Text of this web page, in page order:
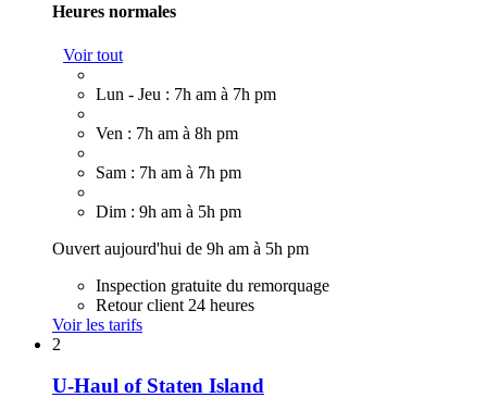
Heures normales
Voir tout
Lun - Jeu : 7h am à 7h pm
Ven : 7h am à 8h pm
Sam : 7h am à 7h pm
Dim : 9h am à 5h pm
Ouvert aujourd'hui de 9h am à 5h pm
Inspection gratuite du remorquage
Retour client 24 heures
Voir les tarifs
2
U-Haul of Staten Island